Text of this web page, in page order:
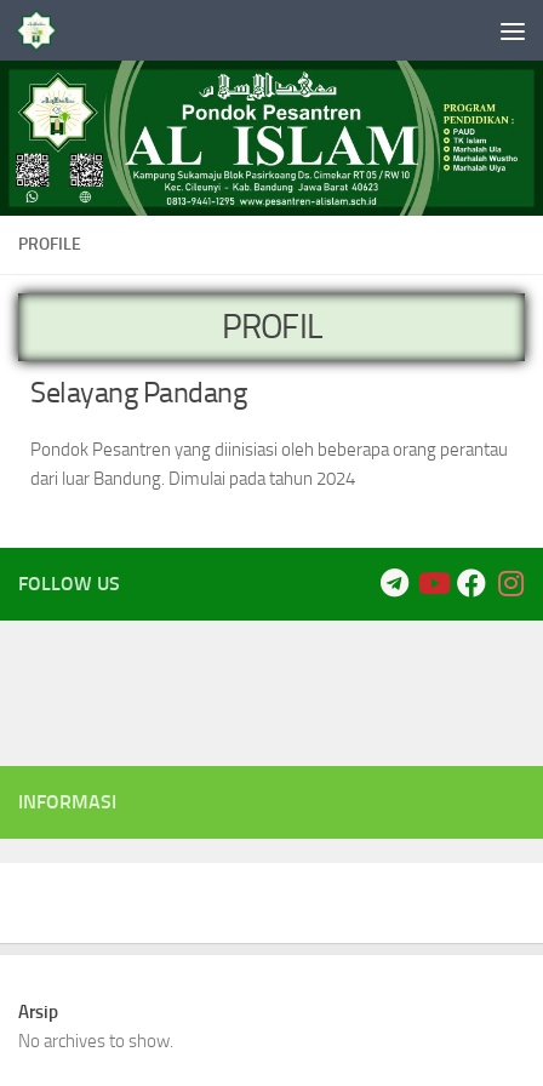
Skip to content
PROFILE
PROFIL
Selayang Pandang
Pondok Pesantren yang diinisiasi oleh beberapa orang perantau
dari luar Bandung. Dimulai pada tahun 2024
FOLLOW US
INFORMASI
Arsip
No archives to show.